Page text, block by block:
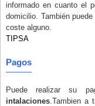
informado en cuanto el
domicilio. También
coste alguno.
TIPSA
Pagos
Puede realizar su
intalaciones.Tambien a